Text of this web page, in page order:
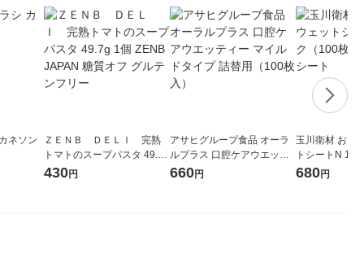
ネソン
ＺＥＮＢ ＤＥＬＩ 完熟
トマトのスープパスタ 49.7g
1個 ZENB JAPAN 糖質オフ
430円
アサヒグループ食品 オーラ
ルプラス 口腔ケアウエッテ
ィー マイルドタイプ 詰替用
660円
玉川衛材 お口
トシートN 1
入）口腔ケア
680円